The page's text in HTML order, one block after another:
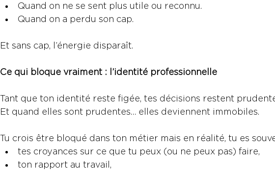
Quand on ne se sent plus utile ou reconnu.
Quand on a perdu son cap.
Et sans cap, l’énergie disparaît.
Ce qui bloque vraiment : l’identité professionnelle
Tant que ton identité reste figée, tes décisions restent
Et quand elles sont prudentes… elles deviennent immobiles.
Tu crois être bloqué dans ton métier mais en réalité, tu es
tes croyances sur ce que tu peux (ou ne peux pas) faire,
ton rapport au travail,